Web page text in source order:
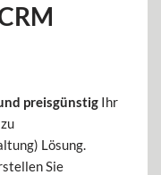
preisgünstig Ihr
Lösung.
Sie